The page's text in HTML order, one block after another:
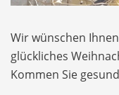
Wir wünschen
glückliches
Kommen Sie